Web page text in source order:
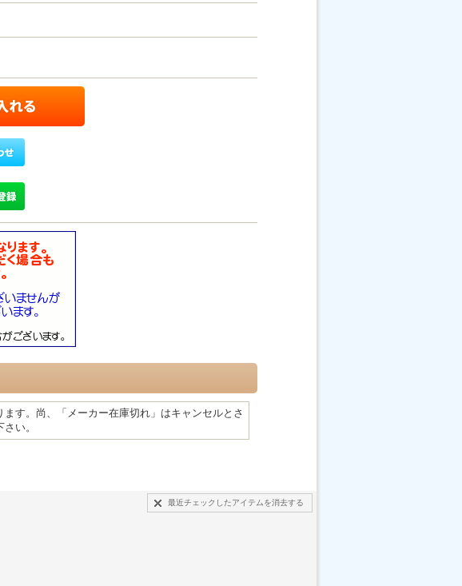
ます。尚、「メーカー在庫切れ」はキャンセルとさ
い。
最近チェックしたアイテムを消去する